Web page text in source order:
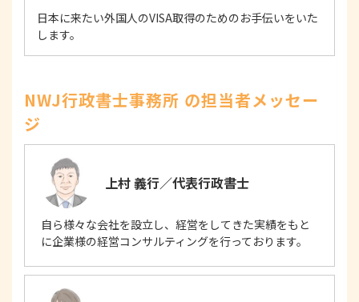
日本に来たい外国人のVISA取得のためのお手伝いをいた
します。
NWJ行政書士事務所 の担当者メッセー
ジ
上村 義行／代表行政書士
自ら様々な会社を設立し、経営をしてきた実績をもと
に企業様の経営コンサルティングを行っております。